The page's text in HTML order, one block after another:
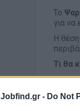
Jobfind.gr - Do Not
Το
για να
Η θέση
Τι θα